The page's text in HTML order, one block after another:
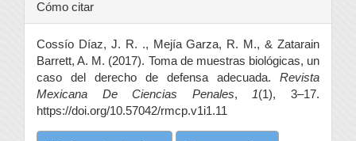
del
artículo
Cómo citar
Cossío Díaz, J. R. ., Mejía Garza, R. M., & Zatarain
Barrett, A. M. (2017). Toma de muestras biológicas, un
caso del derecho de defensa adecuada. Revista
Mexicana De Ciencias Penales, 1(1), 3–17.
https://doi.org/10.57042/rmcp.v1i1.11